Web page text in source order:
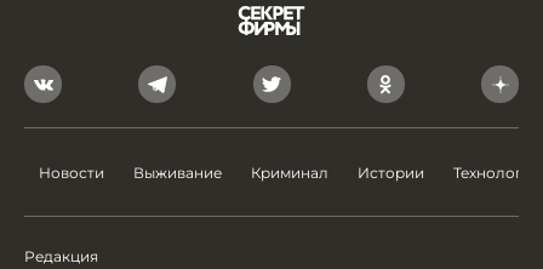
Новости Выживание Криминал Истории Технологии
Редакция